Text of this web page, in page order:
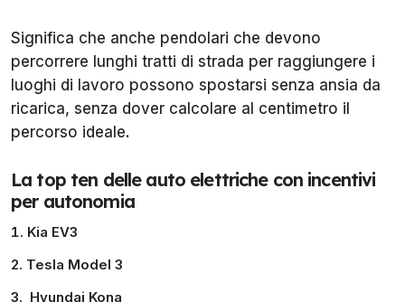
Significa che anche pendolari che devono
percorrere lunghi tratti di strada per raggiungere i
luoghi di lavoro possono spostarsi senza ansia da
ricarica, senza dover calcolare al centimetro il
percorso ideale.
La top ten delle auto elettriche con incentivi
per autonomia
Kia EV3
Tesla Model 3
Hyundai Kona